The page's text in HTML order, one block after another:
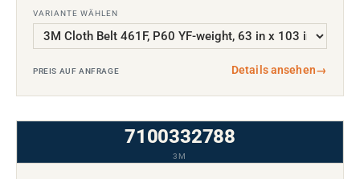
VARIANTE WÄHLEN
PREIS AUF ANFRAGE Details ansehen→
7100332788
3M